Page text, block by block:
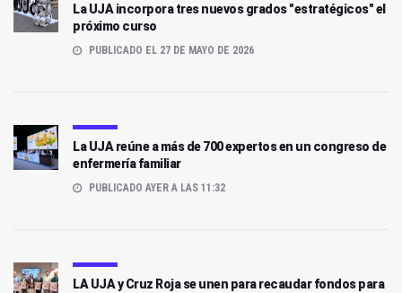
La UJA incorpora tres nuevos grados "estratégicos" el
próximo curso
PUBLICADO EL 27 DE MAYO DE 2026
La UJA reúne a más de 700 expertos en un congreso de
enfermería familiar
PUBLICADO AYER A LAS 11:32
LA UJA y Cruz Roja se unen para recaudar fondos para